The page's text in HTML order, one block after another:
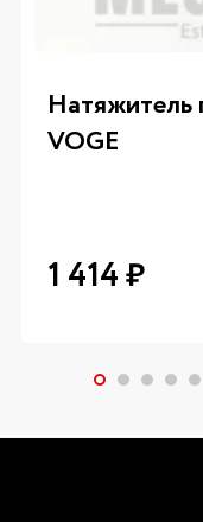
Натяжитель
VOGE
1 414₽